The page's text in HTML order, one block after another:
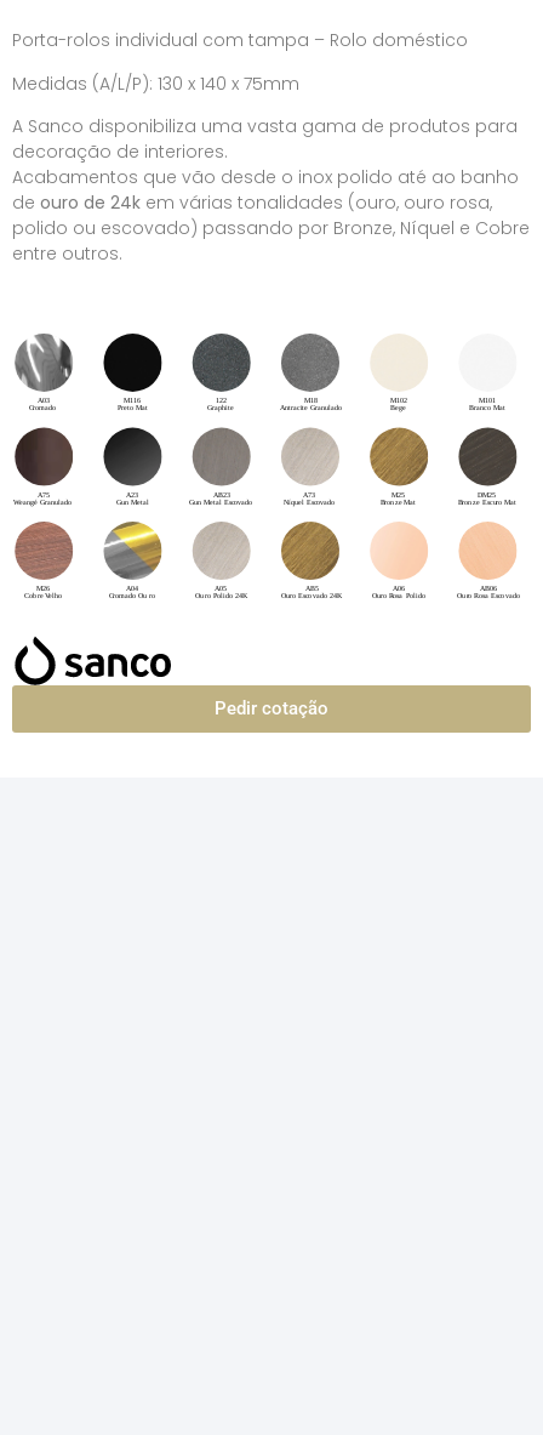
Porta-rolos individual com tampa – Rolo doméstico
Medidas (A/L/P): 130 x 140 x 75mm
A Sanco disponibiliza uma vasta gama de produtos para
decoração de interiores.
Acabamentos que vão desde o inox polido até ao banho
de ouro de 24k em várias tonalidades (ouro, ouro rosa,
polido ou escovado) passando por Bronze, Níquel e Cobre
entre outros.
Pedir cotação